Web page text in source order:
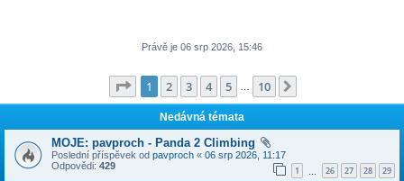
Právě je 06 srp 2026, 15:46
Stránka z 10
1 2 3 4 5 10
Nedávná témata
MOJE: pavproch - Panda 2 Climbing
Poslední příspěvek od pavproch « 06 srp 2026, 11:17
Odpovědi: 429 1 26 27 28 29